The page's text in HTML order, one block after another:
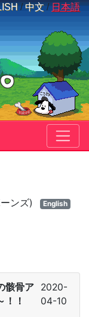
/ 中文 / 日本語
ンズ) English
骸骨ア
！！
2020-
04-10